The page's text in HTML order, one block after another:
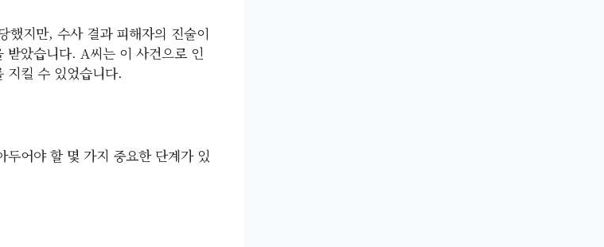
했지만, 수사 결과 피해자의 진술이
았습니다. A씨는 이 사건으로 인
지킬 수 있었습니다.
어야 할 몇 가지 중요한 단계가 있